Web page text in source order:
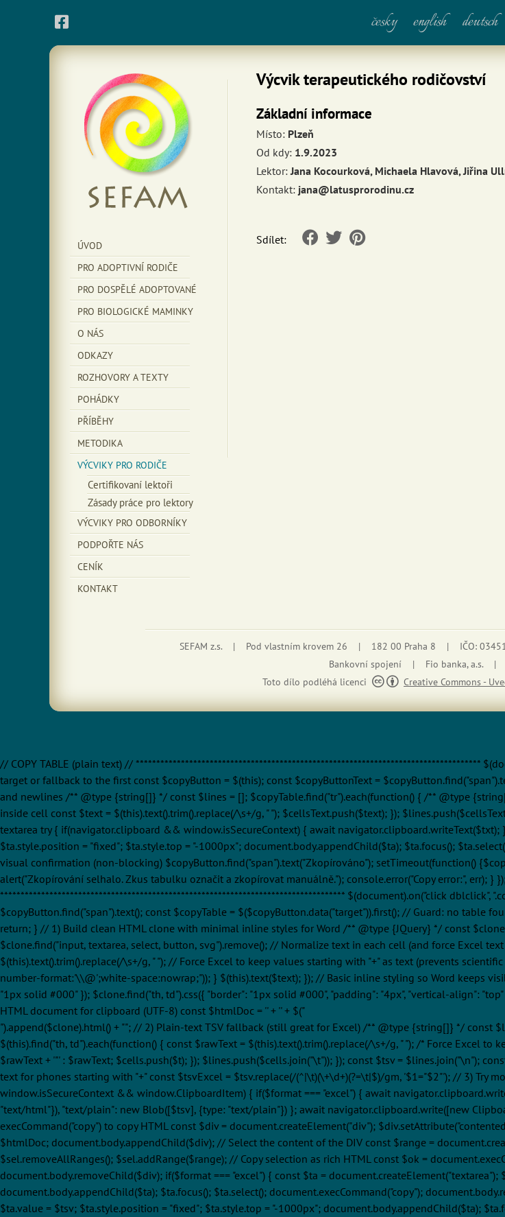
česky english deutsch
ÚVOD
PRO ADOPTIVNÍ RODIČE
PRO DOSPĚLÉ ADOPTOVANÉ
PRO BIOLOGICKÉ MAMINKY
O NÁS
ODKAZY
ROZHOVORY A TEXTY
POHÁDKY
PŘÍBĚHY
METODIKA
VÝCVIKY PRO RODIČE
Certifikovaní lektoři
Zásady práce pro lektory
VÝCVIKY PRO ODBORNÍKY
PODPOŘTE NÁS
CENÍK
KONTAKT
Výcvik terapeutického rodičovství
Základní informace
Místo: Plzeň
Od kdy: 1.9.2023
Lektor: Jana Kocourková, Michaela Hlavová, Jiřina
Kontakt: jana@latusprorodinu.cz
Sdílet:
SEFAM z.s. | Pod vlastním krovem 26 | 182 00 Praha 8 | IČO:
Bankovní spojení | Fio banka, a.s. |
Toto dílo podléhá licenci
Creative Commons -
// COPY TABLE (plain text) // ************************************************************************************
target or fallback to the first const $copyButton = $(this); const $copyButtonText =
and newlines /** @type {string[]} */ const $lines = []; $copyTable.find("tr").each(function() { /** @type
inside cell const $text = $(this).text().trim().replace(/\s+/g, " "); $cellsText.push($text); });
textarea try { if(navigator.clipboard && window.isSecureContext) { await
$ta.style.position = "fixed"; $ta.style.top = "-1000px"; document.body.appendChild($ta); $ta.focus();
visual confirmation (non-blocking) $copyButton.find("span").text("Zkopírováno"); setTimeout(function()
alert("Zkopírování selhalo. Zkus tabulku označit a zkopírovat manuálně."); console.error("Copy error:", err); }
************************************************************************************ $(document).on("click dblclick",
$copyButton.find("span").text(); const $copyTable = $($copyButton.data("target")).first(); // Guard: no table
return; } // 1) Build clean HTML clone with minimal inline styles for Word /** @type {JQuery} */ const
$clone.find("input, textarea, select, button, svg").remove(); // Normalize text in each cell (and force Excel
$(this).text().trim().replace(/\s+/g, " "); // Force Excel to keep values starting with "+" as text (prevents
number-format:'\\@';white-space:nowrap;")); } $(this).text($text); }); // Basic inline styling so Word keeps
"1px solid #000" }); $clone.find("th, td").css({ "border": "1px solid #000", "padding": "4px", "vertical-align":
HTML document for clipboard (UTF-8) const $htmlDoc = '' + '' + $("
").append($clone).html() + ""; // 2) Plain-text TSV fallback (still great for Excel) /** @type {string[]} */
$(this).find("th, td").each(function() { const $rawText = $(this).text().trim().replace(/\s+/g, " "); /* Force Excel to
$rawText + '"' : $rawText; $cells.push($t); }); $lines.push($cells.join("\t")); }); const $tsv = $lines.join("\n");
text for phones starting with "+" const $tsvExcel = $tsv.replace(/(^|\t)(\+\d+)(?=\t|$)/gm, '$1="$2"'); // 3)
window.isSecureContext && window.ClipboardItem) { if($format === "excel") { await
"text/html"}), "text/plain": new Blob([$tsv], {type: "text/plain"}) }; await navigator.clipboard.write([new
execCommand("copy") to copy HTML const $div = document.createElement("div");
$htmlDoc; document.body.appendChild($div); // Select the content of the DIV const $range =
$sel.removeAllRanges(); $sel.addRange($range); // Copy selection as rich HTML const $ok =
document.body.removeChild($div); if($format === "excel") { const $ta =
document.body.appendChild($ta); $ta.focus(); $ta.select(); document.execCommand("copy");
$ta.value = $tsv; $ta.style.position = "fixed"; $ta.style.top = "-1000px"; document.body.appendChild($ta);